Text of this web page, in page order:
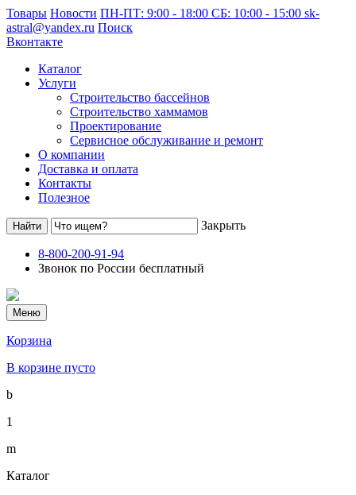
Товары Новости ПН-ПТ: 9:00 - 18:00 СБ: 10:00 - 15:00 sk-
astral@yandex.ru Поиск
Вконтакте
Каталог
Услуги
Строительство бассейнов
Строительство хаммамов
Проектирование
Сервисное обслуживание и ремонт
О компании
Доставка и оплата
Контакты
Полезное
Закрыть
8-800-200-91-94
Звонок по России бесплатный
Меню
Корзина
В корзине пусто
b
1
m
Каталог